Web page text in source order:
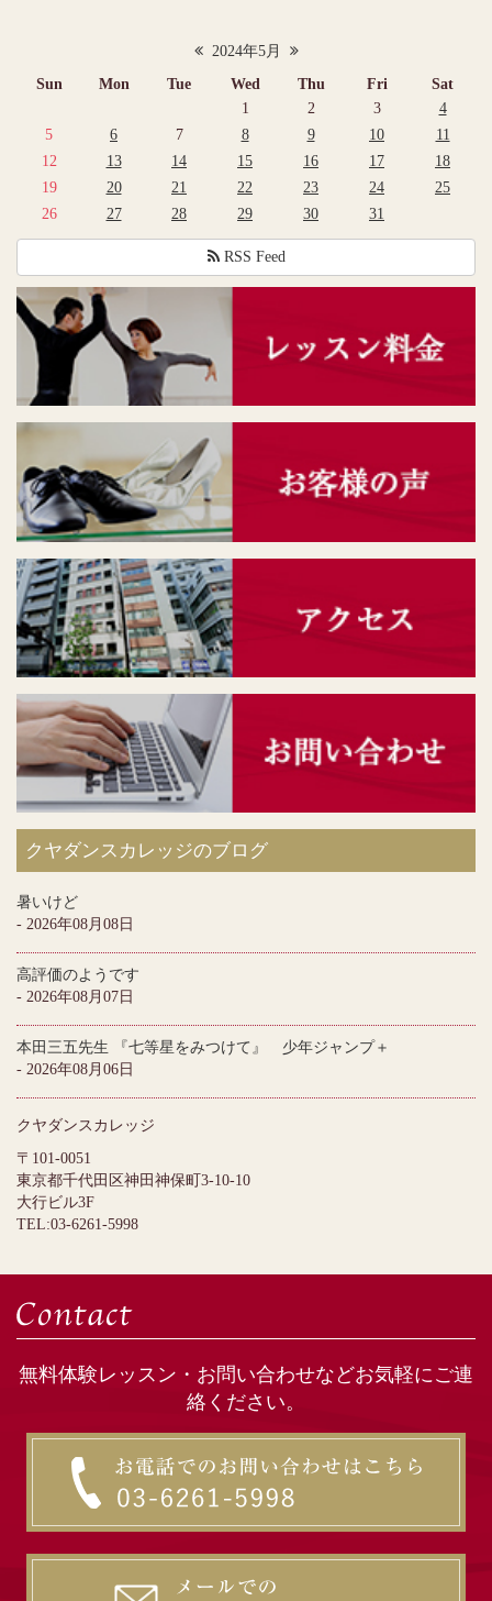
2024年5月
Sun
Mon Tue Wed Thu Fri
Sat
1
2 3
4
5
6 7 8 9 10
11
12
13 14 15 16 17
18
19
20 21 22 23 24
25
26
27 28 29 30 31
RSS Feed
クヤダンスカレッジのブログ
暑いけど
- 2026年08月08日
高評価のようです
- 2026年08月07日
本田三五先生 『七等星をみつけて』 少年ジャンプ＋
- 2026年08月06日
クヤダンスカレッジ
〒101-0051
東京都千代田区神田神保町3-10-10
大行ビル3F
TEL:03-6261-5998
無料体験レッスン・お問い合わせなどお気軽にご連
絡ください。